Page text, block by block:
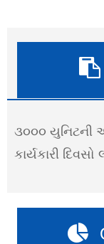
૩૦૦૦ યુનિટની
કાર્યકારી